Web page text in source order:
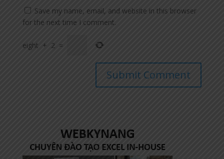
Save my name, email, and website in this browser
for the next time I comment.
eight + 2 =